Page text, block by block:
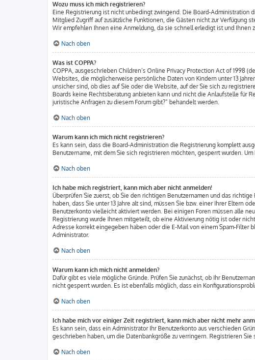
Wozu muss ich mich registrieren?
Eine Registrierung ist nicht unbedingt zwingend. Die Board-Administration
Mitglied Zugriff auf zusätzliche Funktionen, die Gästen nicht zur Verfügung
Wir empfehlen Ihnen eine Anmeldung, da sie schnell erledigt ist und Ihnen
Nach oben
Was ist COPPA?
COPPA, ausgeschrieben Children’s Online Privacy Protection Act of 1998
Websites, die möglicherweise persönliche Daten von Kindern unter 13
unsicher sind, ob dies auf Sie oder die Website, auf der Sie sich zu
Boards keine Rechtsberatung anbieten kann und nicht die Anlaufstelle für
juristische Anfragen zu diesem Forum gibt?“ behandelt werden.
Nach oben
Warum kann ich mich nicht registrieren?
Es kann sein, dass die Board-Administration die Registrierung komplett
Benutzername, mit dem Sie sich registrieren möchten, gesperrt wurden.
Nach oben
Ich habe mich registriert, kann mich aber nicht anmelden!
Überprüfen Sie zuerst, ob Sie den richtigen Benutzernamen und das
haben, dass Sie unter 13 Jahre alt sind, müssen Sie bzw. einer Ihrer Eltern
Benutzerkonto vielleicht aktiviert werden. Bei einigen Foren müssen alle
Registrierung wurde Ihnen mitgeteilt, ob eine Aktivierung nötig ist oder
Adresse korrekt eingegeben haben oder die E-Mail von einem Spam-Filter
Administrator.
Nach oben
Warum kann ich mich nicht anmelden?
Dafür gibt es viele mögliche Gründe. Prüfen Sie zunächst, ob Ihr
nicht gesperrt wurden. Es ist ebenfalls möglich, dass ein
Nach oben
Ich habe mich vor einiger Zeit registriert, kann mich aber nicht mehr
Es kann sein, dass ein Administrator Ihr Benutzerkonto aus verschieden
geschrieben haben, um die Datenbankgröße zu verringern. Registrieren
Nach oben